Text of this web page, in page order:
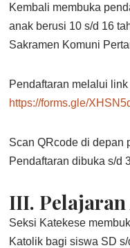
Kembali membuka
anak berusi 10 s/d 16
Sakramen Komuni
Pendaftaran melalui link
https://forms.gle/
Scan QRcode di depan
Pendaftaran dibuka s/d
III.
Seksi Katekese
Katolik bagi siswa SD